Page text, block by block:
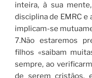
inteira, à sua
disciplina de EMRC e
implicam-se
7.Não estaremos
filhos «saibam
sempre, ao
de serem cristãos,